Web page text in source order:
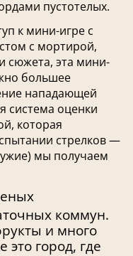
пустотелых.
к мини-игре с
с мортирой,
сюжета, эта мини-
большее
нападающей
система оценки
которая
стрелков —
мы получаем
коммун.
и много
город, где